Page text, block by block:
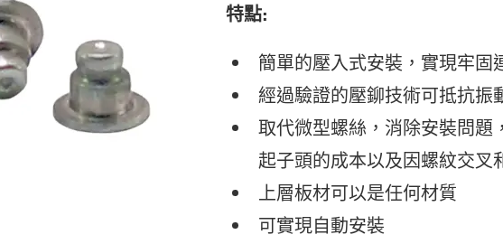
特點:
簡單的壓入式安裝，實現牢固
經過驗證的壓鉚技術可抵抗振
取代微型螺絲，消除安裝問題
起子頭的成本以及因螺紋交叉
上層板材可以是任何材質
可實現自動安裝